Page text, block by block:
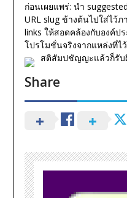
ก่อนเผยแพร่: นำ
URL slug ข้างต้นไปใส่ไว้
links ให้สอดคล้องกับองค์ป
โปรโมชั่นจริงจากแหล่งที่ไ
สติสัมปชัญญะแล้วก็รับ
Share